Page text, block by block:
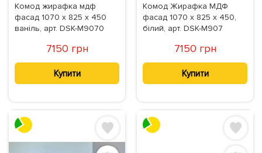
Комод жирафка мдф
фасад 1070 х 825 х 450
ваніль, арт. DSK-M9070
7150 грн
Купити
Комод Жирафка МДФ
фасад 1070 х 825 х 450,
білий, арт. DSK-M907
7150 грн
Купити